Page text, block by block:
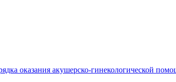
оказания акушерско-гинекологической